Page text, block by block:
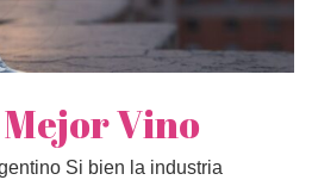
Vino
Si bien la industria